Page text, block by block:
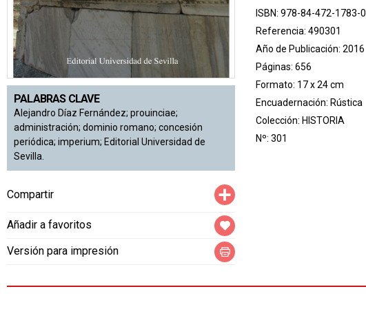
PALABRAS CLAVE
Alejandro Díaz Fernández; prouinciae;
administración; dominio romano; concesión
periódica; imperium; Editorial Universidad de
Sevilla.
Compartir
Añadir a favoritos
Versión para impresión
ISBN: 978-84-472-1783-0
Referencia: 490301
Año de Publicación: 2016
Páginas: 656
Formato: 17 x 24 cm
Encuadernación: Rústica
Colección: HISTORIA
Nº: 301